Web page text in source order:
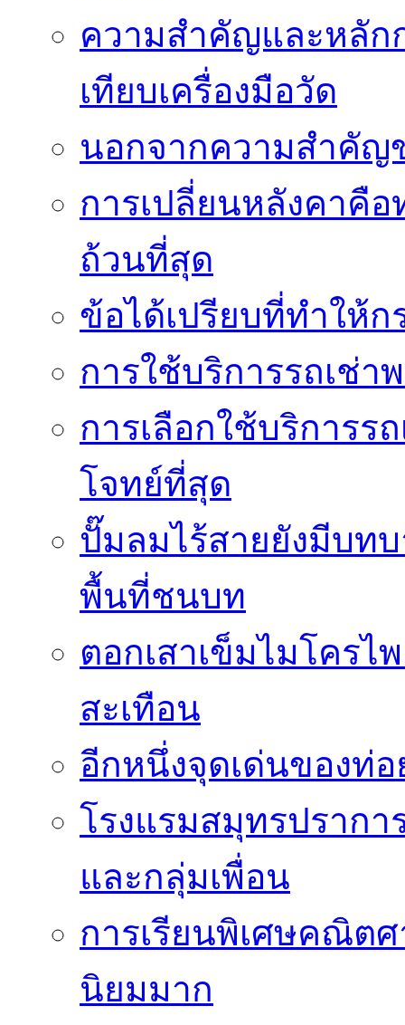
ความสำคัญและหลัก
เทียบเครื่องมือวัด
นอกจากความสำคัญ
การเปลี่ยนหลังคาคื
ถ้วนที่สุด
ข้อได้เปรียบที่ทำให้ก
การใช้บริการรถเช่
การเลือกใช้บริการร
โจทย์ที่สุด
ปั๊มลมไร้สายยังมีบท
พื้นที่ชนบท
ตอกเสาเข็มไมโคร
สะเทือน
อีกหนึ่งจุดเด่นของท่
โรงแรมสมุทรปราก
และกลุ่มเพื่อน
การเรียนพิเศษคณิต
นิยมมาก